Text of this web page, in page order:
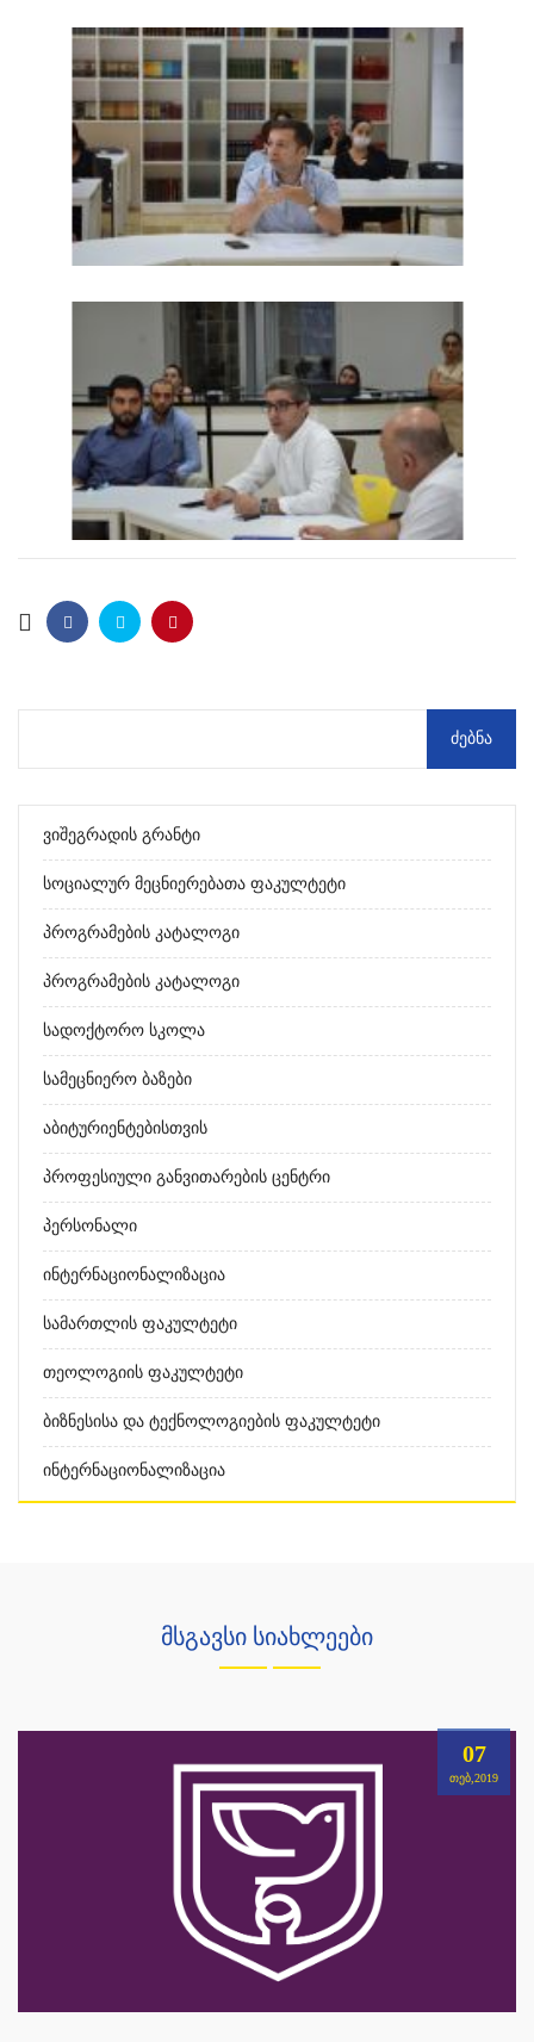
Ვიშეგრადის Გრანტი
Სოციალურ Მეცნიერებათა Ფაკულტეტი
Პროგრამების Კატალოგი
Პროგრამების Კატალოგი
Სადოქტორო Სკოლა
Სამეცნიერო Ბაზები
Აბიტურიენტებისთვის
Პროფესიული Განვითარების Ცენტრი
Პერსონალი
Ინტერნაციონალიზაცია
Სამართლის Ფაკულტეტი
Თეოლოგიის Ფაკულტეტი
Ბიზნესისა Და Ტექნოლოგიების Ფაკულტეტი
Ინტერნაციონალიზაცია
მსგავსი სიახლეები
07
ᲗᲔᲑ,2019